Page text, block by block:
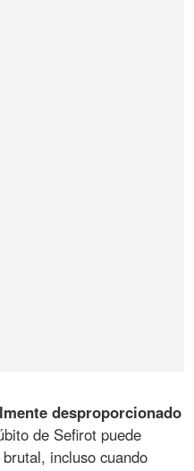
desproporcionado
de Sefirot puede
incluso cuando